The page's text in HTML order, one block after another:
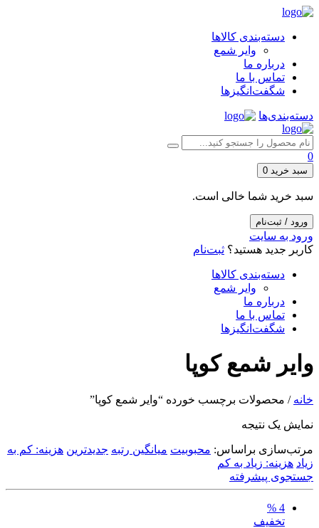
دسته‌بندی کالاها
وایر شمع
درباره ما
تماس با ما
شگفت‌انگیزها
دسته‌بندی‌ها
0
سبد خرید 0
سبد خرید شما خالی است.
ورود / ثبت‌نام
ورود به سایت
کاربر جدید هستید؟ ثبت‌نام
دسته‌بندی کالاها
وایر شمع
درباره ما
تماس با ما
شگفت‌انگیزها
وایر شمع کوپا
خانه / محصولات برچسب خورده “وایر شمع کوپا”
نمایش یک نتیجه
مرتب‌سازی براساس: محبوبیت میانگین رتبه جدیدترین هزینه: کم به
زیاد هزینه: زیاد به کم
جستجوی پیشرفته
4 %
تخفیف